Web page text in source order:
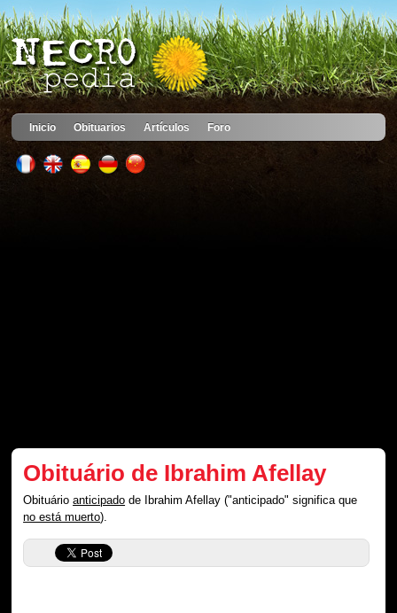
Inicio Obituarios Artículos Foro
Obituário de Ibrahim Afellay
Obituárioanticipado de Ibrahim Afellay ("anticipado" significa que
no está muerto).